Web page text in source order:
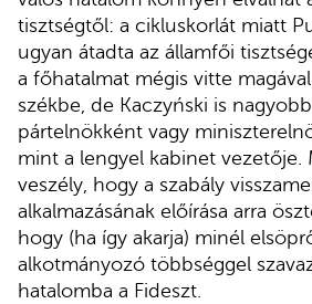
tisztségtől: a cikluskorlát miatt
ugyan átadta az államfői
a főhatalmat mégis vitte
székbe, de Kaczyński is
pártelnökként vagy
mint a lengyel kabinet vezetője.
veszély, hogy a szabály
alkalmazásának előírása arra
hogy (ha így akarja) minél
alkotmányozó többséggel
hatalomba a Fideszt.